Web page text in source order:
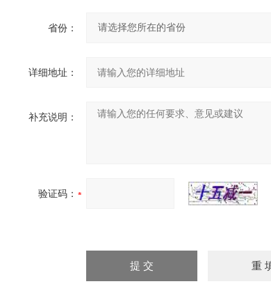
省份：
详细地址：
补充说明：
验证码：